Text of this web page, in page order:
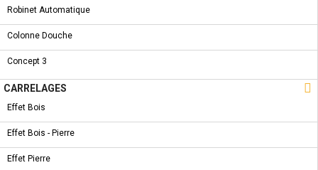
Robinet Automatique
Colonne Douche
Concept 3
CARRELAGES 
Effet Bois
Effet Bois - Pierre
Effet Pierre
CARRELAGES - ZEUS BROWN